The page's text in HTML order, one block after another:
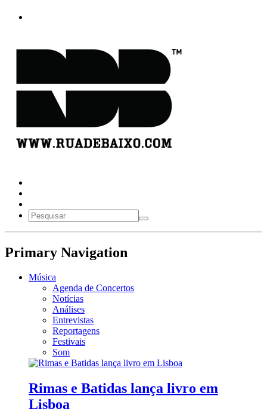
Primary Navigation
Música
Agenda de Concertos
Notícias
Análises
Entrevistas
Reportagens
Festivais
Som
Rimas e Batidas lança livro em
Lisboa